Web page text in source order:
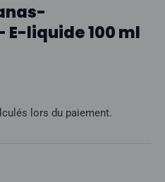
E-liquide 100 ml
lors du paiement.